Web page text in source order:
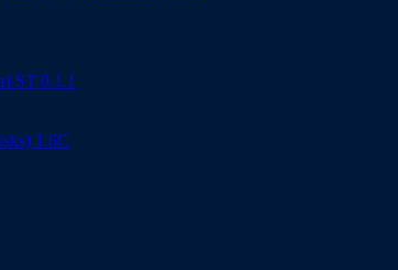
ST 0.1.1
1.6C